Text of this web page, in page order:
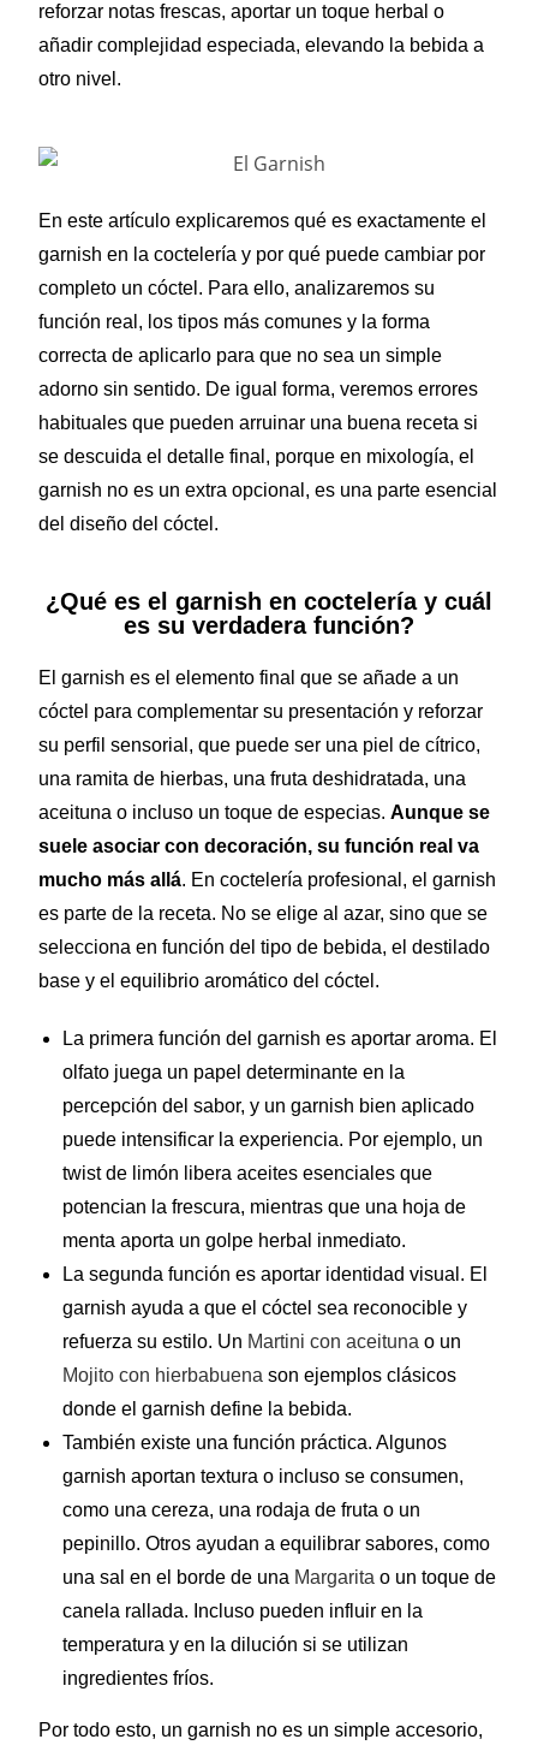
reforzar notas frescas, aportar un toque herbal o
añadir complejidad especiada, elevando la bebida a
otro nivel.
En este artículo explicaremos qué es exactamente el
garnish en la coctelería y por qué puede cambiar por
completo un cóctel. Para ello, analizaremos su
función real, los tipos más comunes y la forma
correcta de aplicarlo para que no sea un simple
adorno sin sentido. De igual forma, veremos errores
habituales que pueden arruinar una buena receta si
se descuida el detalle final, porque en mixología, el
garnish no es un extra opcional, es una parte esencial
del diseño del cóctel.
¿Qué es el garnish en coctelería y cuál
es su verdadera función?
El garnish es el elemento final que se añade a un
cóctel para complementar su presentación y reforzar
su perfil sensorial, que puede ser una piel de cítrico,
una ramita de hierbas, una fruta deshidratada, una
aceituna o incluso un toque de especias.Aunque se
suele asociar con decoración, su función real va
mucho más allá. En coctelería profesional, el garnish
es parte de la receta. No se elige al azar, sino que se
selecciona en función del tipo de bebida, el destilado
base y el equilibrio aromático del cóctel.
La primera función del garnish es aportar aroma. El
olfato juega un papel determinante en la
percepción del sabor, y un garnish bien aplicado
puede intensificar la experiencia. Por ejemplo, un
twist de limón libera aceites esenciales que
potencian la frescura, mientras que una hoja de
menta aporta un golpe herbal inmediato.
La segunda función es aportar identidad visual. El
garnish ayuda a que el cóctel sea reconocible y
refuerza su estilo. Un Martini con aceituna o un
Mojito con hierbabuena son ejemplos clásicos
donde el garnish define la bebida.
También existe una función práctica. Algunos
garnish aportan textura o incluso se consumen,
como una cereza, una rodaja de fruta o un
pepinillo. Otros ayudan a equilibrar sabores, como
una sal en el borde de una Margarita o un toque de
canela rallada. Incluso pueden influir en la
temperatura y en la dilución si se utilizan
ingredientes fríos.
Por todo esto, un garnish no es un simple accesorio,